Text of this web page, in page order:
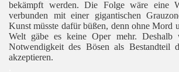
bekämpft werden. Die Folge wäre eine
verbunden mit einer gigantischen
Kunst müsste dafür büßen, denn ohne Mord
Welt gäbe es keine Oper mehr. Deshalb
Notwendigkeit des Bösen als Bestandteil
akzeptieren.